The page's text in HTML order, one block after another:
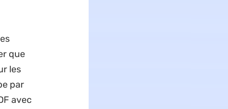
que
les
par
avec